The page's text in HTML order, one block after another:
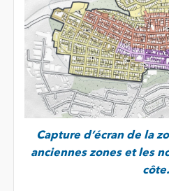
Capture d’écran de la
anciennes zones et les
côte.